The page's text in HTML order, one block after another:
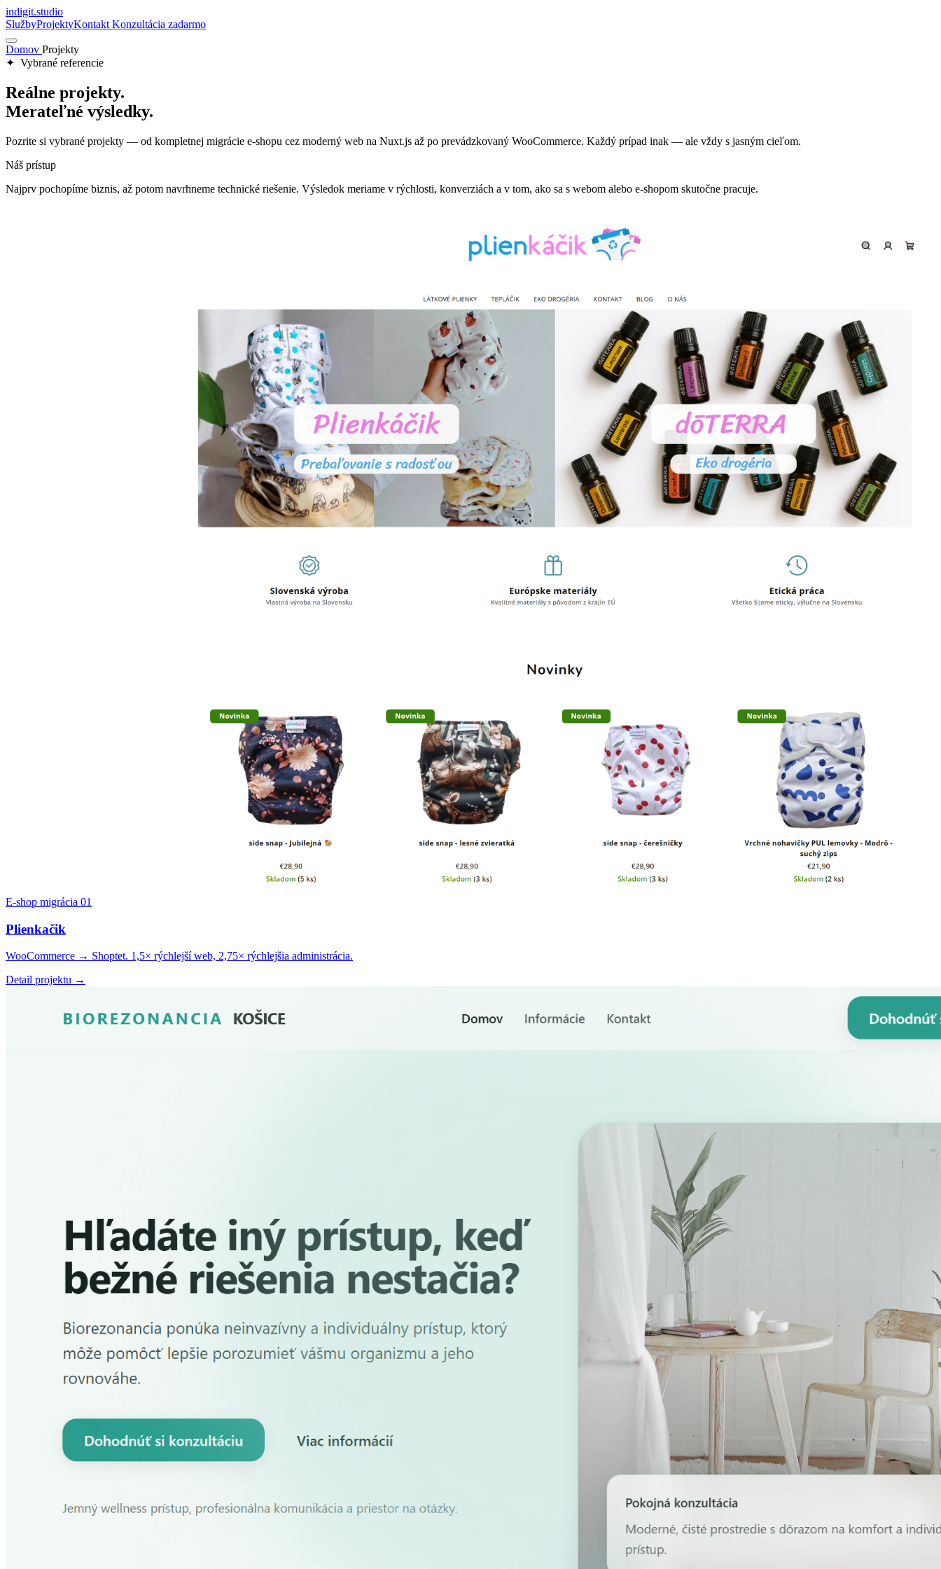
indigit.studio
SlužbyProjektyKontakt Konzultácia zadarmo
Domov Projekty
✦ Vybrané referencie
Reálne projekty.
Merateľné výsledky.
Pozrite si vybrané projekty — od kompletnej migrácie e-shopu cez moderný web na Nuxt.js až po prevádzkovaný WooCommerce. Každý prípad inak — ale vždy s jasným cieľom.
Náš prístup
Najprv pochopíme biznis, až potom navrhneme technické riešenie. Výsledok meriame v rýchlosti, konverziách a v tom, ako sa s webom alebo e-shopom skutočne pracuje.
E-shop migrácia 01
Plienkačik
WooCommerce → Shoptet. 1,5× rýchlejší web, 2,75× rýchlejšia administrácia.
Detail projektu →